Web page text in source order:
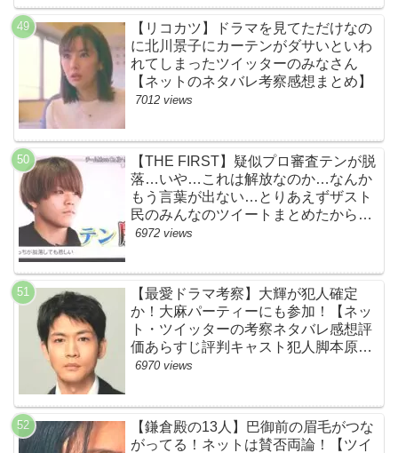
【リコカツ】ドラマを見てただけなの
に北川景子にカーテンがダサいといわ
れてしまったツイッターのみなさん
【ネットのネタバレ考察感想まとめ】
7012 views
【THE FIRST】疑似プロ審査テンが脱
落…いや…これは解放なのか…なんか
もう言葉が出ない…とりあえずザスト
民のみんなのツイートまとめたから見
て…【ザファースト・ネットのネタバ
6972 views
【最愛ドラマ考察】大輝が犯人確定
か！大麻パーティーにも参加！【ネッ
ト・ツイッターの考察ネタバレ感想評
価あらすじ評判キャスト犯人脚本原作
黒幕伏線まとめ・大ちゃん・梨央・加
6970 views
【鎌倉殿の13人】巴御前の眉毛がつな
がってる！ネットは賛否両論！【ツイ